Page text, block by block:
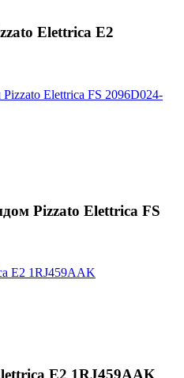
Elettrica E2
Pizzato Elettrica FS
E2 1RJ459AAK